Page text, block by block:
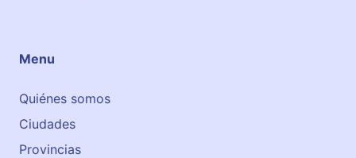
Menu
Quiénes somos
Ciudades
Provincias